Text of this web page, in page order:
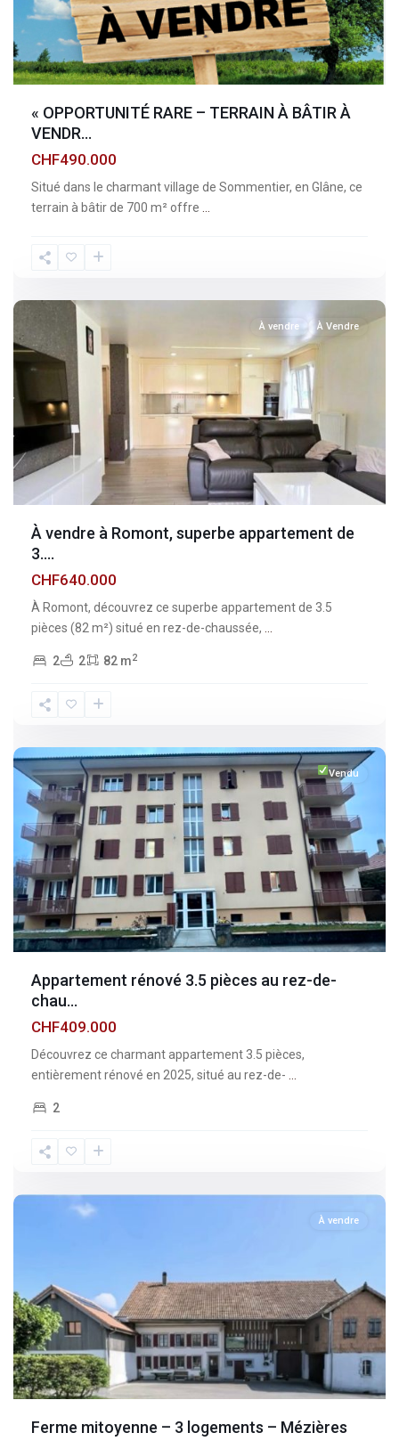
« OPPORTUNITÉ RARE – TERRAIN À BÂTIR À
VENDR...
CHF490.000
Situé dans le charmant village de Sommentier, en Glâne, ce
terrain à bâtir de 700 m² offre
Fribourg
À vendre À Vendre
À vendre à Romont, superbe appartement de
3....
CHF640.000
À Romont, découvrez ce superbe appartement de 3.5
pièces (82 m²) situé en rez-de-chaussée,
2 2 82 m2
Fribourg
Vendu
Appartement rénové 3.5 pièces au rez-de-
chau...
CHF409.000
Découvrez ce charmant appartement 3.5 pièces,
entièrement rénové en 2025, situé au rez-de-
2
Fribourg
À vendre
Ferme mitoyenne – 3 logements – Mézières